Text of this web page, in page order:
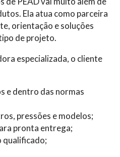
Ela atua como parceira
orientação e soluções
de projeto.
especializada, o cliente
e dentro das normas
pressões e modelos;
pronta entrega;